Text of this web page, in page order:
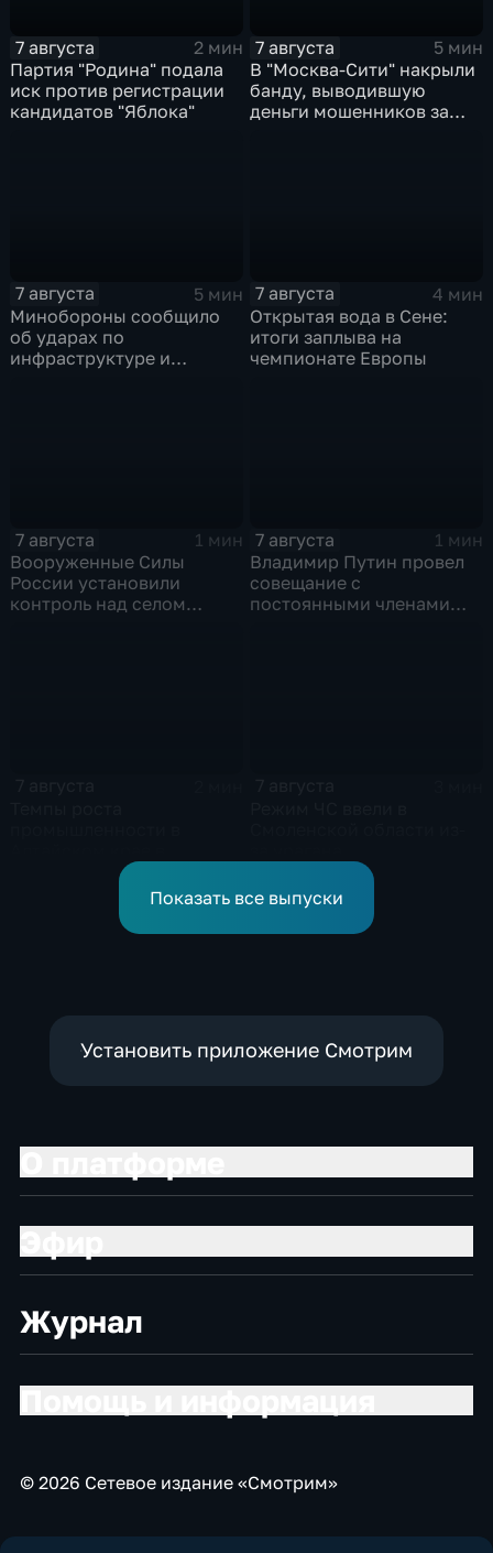
7 августа
2 мин
Партия "Родина" подала
иск против регистрации
кандидатов "Яблока"
7 августа
5 мин
В "Москва‑Сити" накрыли
банду, выводившую
деньги мошенников за
7 августа
5 мин
Минобороны сообщило
об ударах по
инфраструктуре и
7 августа
4 мин
Открытая вода в Сене:
итоги заплыва на
чемпионате Европы
7 августа
1 мин
Вооруженные Силы
России установили
контроль над селом
7 августа
1 мин
Владимир Путин провел
совещание с
постоянными членами
нынешнем году уже выше
Показать все выпуски
Установить приложение Смотрим
Журнал
© 2026 Сетевое издание «Смотрим»